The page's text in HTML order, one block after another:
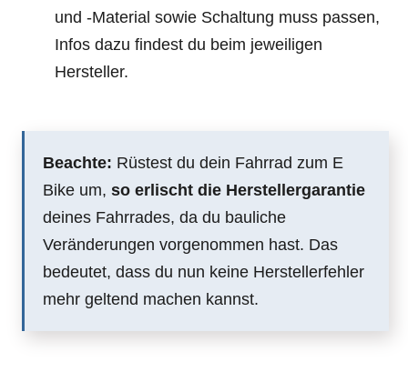
und -Material sowie Schaltung muss passen,
Infos dazu findest du beim jeweiligen
Hersteller.
Beachte: Rüstest du dein Fahrrad zum E
Bike um, so erlischt die Herstellergarantie
deines Fahrrades, da du bauliche
Veränderungen vorgenommen hast. Das
bedeutet, dass du nun keine Herstellerfehler
mehr geltend machen kannst.